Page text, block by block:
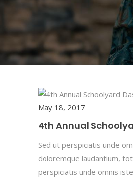
May 18, 2017
4th Annual
Sed ut perspiciatis unde
doloremque laudantium,
perspiciatis unde omnis